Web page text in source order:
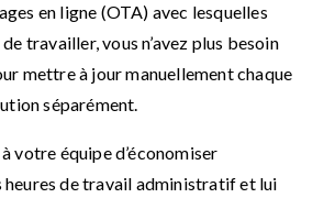
en ligne (OTA) avec lesquelles
travailler, vous n’avez plus besoin
mettre à jour manuellement chaque
séparément.
votre équipe d’économiser
heures de travail administratif et lui